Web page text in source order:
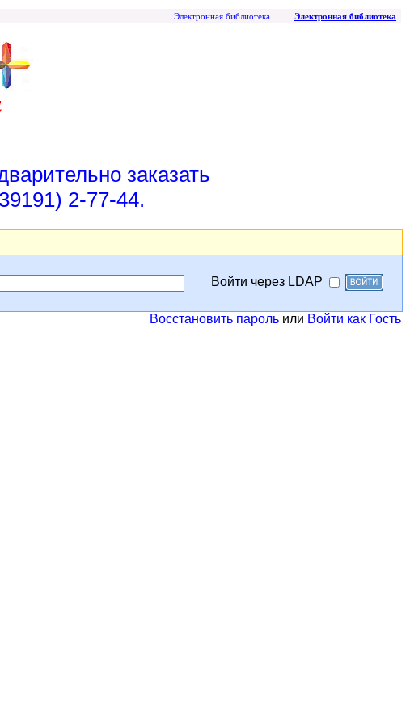
Электронная библиотека Электронная библиотека
заказать
2-77-44.
Войти через LDAP
Восстановить пароль или Войти как Гость